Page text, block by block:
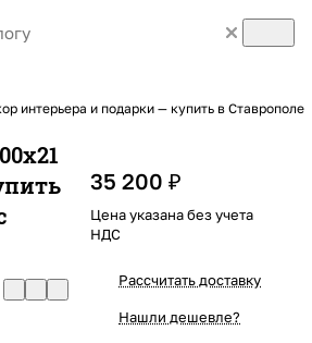
интерьера и подарки — купить в Ставрополе
35 200 ₽
Цена указана без учета
НДС
Рассчитать доставку
Нашли дешевле?